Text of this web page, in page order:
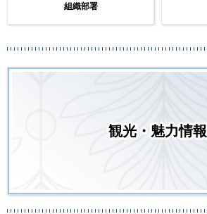
組織部署
観光・魅力情報